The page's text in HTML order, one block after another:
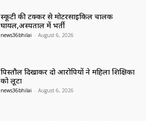
स्कूटी की टक्कर से मोटरसाइकिल चालक
घायल,अस्पताल में भर्ती
news36bhilai - August 6, 2026
पिस्तौल दिखाकर दो आरोपियों ने महिला शिक्षिका
को लूटा
news36bhilai - August 6, 2026